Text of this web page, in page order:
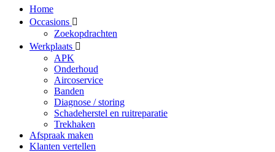
Home
Occasions
Zoekopdrachten
Werkplaats
APK
Onderhoud
Aircoservice
Banden
Diagnose / storing
Schadeherstel en ruitreparatie
Trekhaken
Afspraak maken
Klanten vertellen